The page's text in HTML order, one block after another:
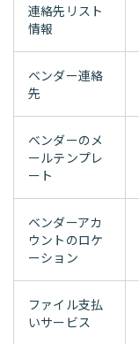
連絡先リスト
情報
ベンダー連絡
先
ベンダーのメ
ールテンプレ
ート
ベンダーアカ
ウントのロケ
ーション
ファイル支払
いサービス